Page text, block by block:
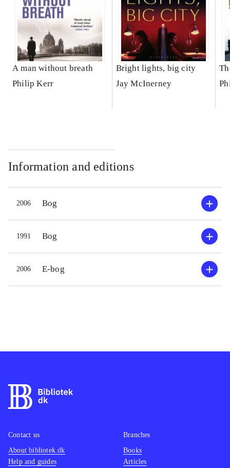
A man without breath
Philip Kerr
Bright lights, big city
Jay McInerney
Information and editions
2006 Bog
1991 Bog
2006 E-bog
Contact us
About bibliotek.dk
Help and guides
Branches
Books
Articles